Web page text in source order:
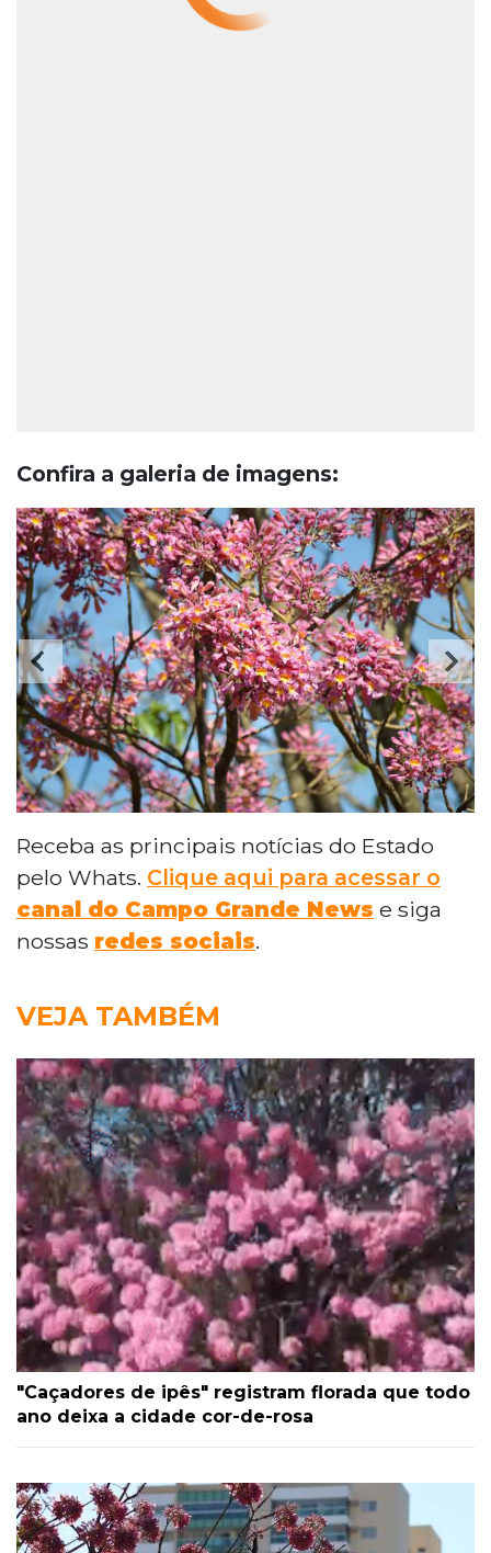
Confira a galeria de imagens:
Receba as principais notícias do Estado
pelo Whats. Clique aqui para acessar o
canal do Campo Grande News e siga
nossas redes sociais.
VEJA TAMBÉM
"Caçadores de ipês" registram florada que todo
ano deixa a cidade cor-de-rosa